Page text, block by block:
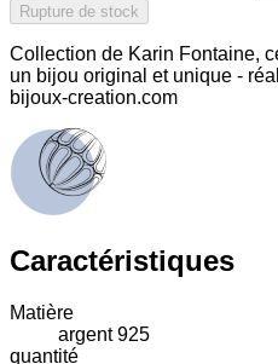
Rupture de stock
Collection de Karin Fontaine,
un bijou original et unique -
bijoux-creation.com
Caractéristiques
Matière
argent 925
quantité